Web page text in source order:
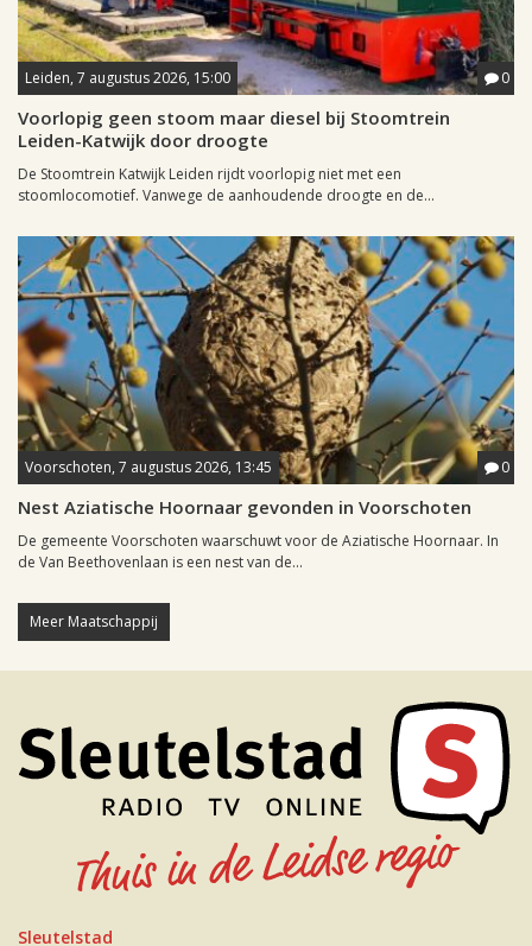
Leiden, 7 augustus 2026, 15:00 0
Voorlopig geen stoom maar diesel bij Stoomtrein
Leiden-Katwijk door droogte
De Stoomtrein Katwijk Leiden rijdt voorlopig niet met een
stoomlocomotief. Vanwege de aanhoudende droogte en de...
Voorschoten, 7 augustus 2026, 13:45 0
Nest Aziatische Hoornaar gevonden in Voorschoten
De gemeente Voorschoten waarschuwt voor de Aziatische Hoornaar. In
de Van Beethovenlaan is een nest van de...
Meer Maatschappij
Sleutelstad